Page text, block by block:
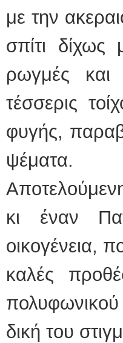
με την
σπίτι δίχως
ρωγμές
τέσσερις
φυγής,
ψέματα.
κι έναν
οικογένεια,
καλές
δική του